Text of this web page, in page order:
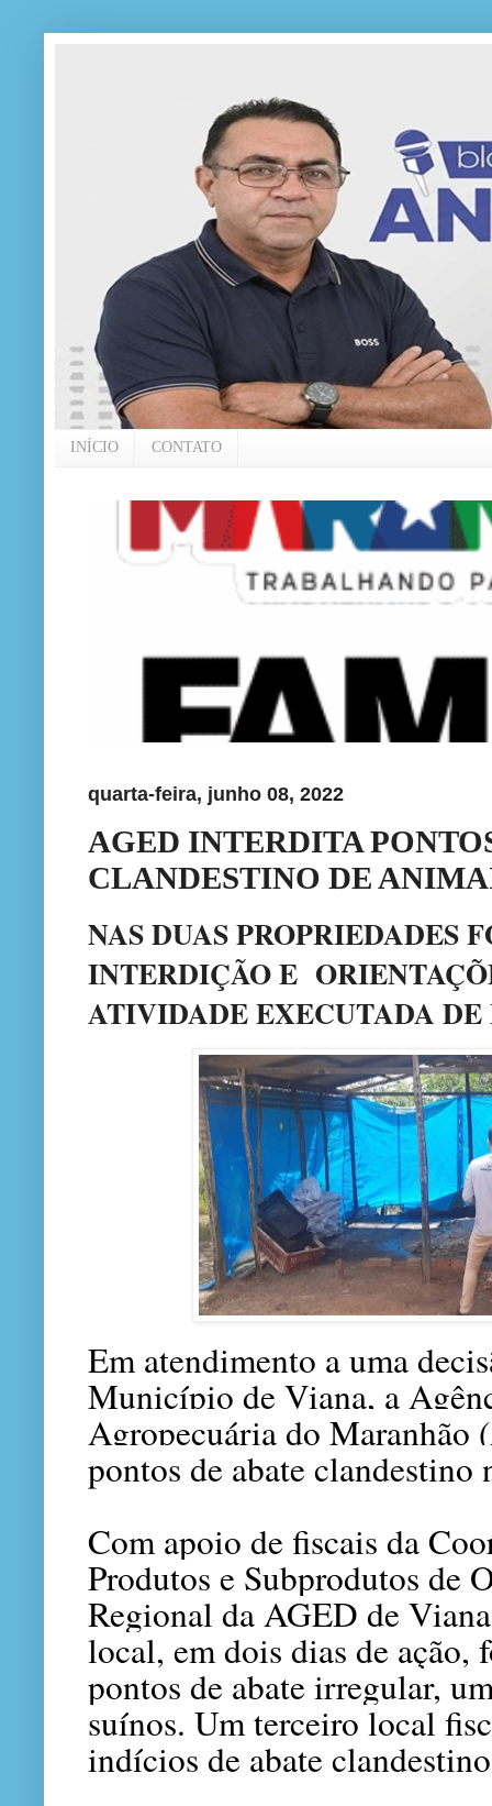
INÍCIO CONTATO
quarta-feira, junho 08, 2022
AGED INTERDITA
CLANDESTINO DE
NAS DUAS PROPRIEDADES
INTERDIÇÃO E
ATIVIDADE EXECUTADA
Em atendimento a uma
Município de Viana, a
Agropecuária do
pontos de abate clandestino
Com apoio de fiscais da
Produtos e Subprodutos de
Regional da AGED de
local, em dois dias de ação,
pontos de abate irregular,
suínos. Um terceiro local
indícios de abate